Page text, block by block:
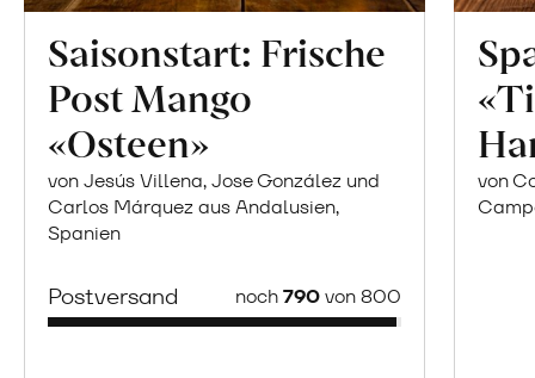
Saisonstart: Frische
Post Mango
«Osteen»
von Jesús Villena, Jose González und
Carlos Márquez aus Andalusien,
Spanien
Postversand noch790von 800
von